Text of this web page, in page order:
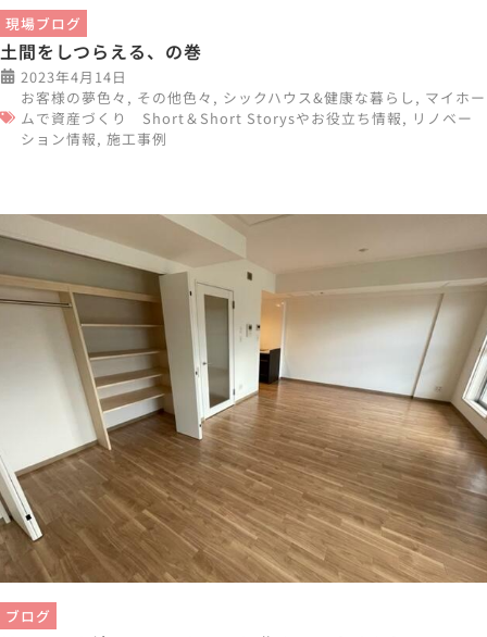
現場ブログ
土間をしつらえる、の巻
2023年4月14日
お客様の夢色々 , その他色々 , シックハウス&健康な暮らし, マイホー
ムで資産づくり Short＆Short Storysやお役立ち情報, リノベー
ション情報, 施工事例
ブログ